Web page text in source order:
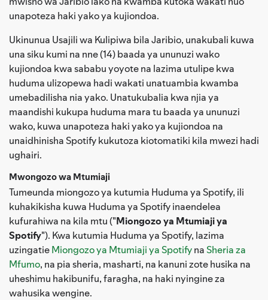
unapoteza haki yako ya kujiondoa.
Ukinunua Usajili wa Kulipiwa bila Jaribio, unakubali kuwa
una siku kumi na nne (14) baada ya ununuzi wako
kujiondoa kwa sababu yoyote na lazima utulipe kwa
huduma ulizopewa hadi wakati unatuambia kwamba
umebadilisha nia yako. Unatukubalia kwa njia ya
maandishi kukupa huduma mara tu baada ya ununuzi
wako, kuwa unapoteza haki yako ya kujiondoa na
unaidhinisha Spotify kukutoza kiotomatiki kila mwezi hadi
ughairi.
Mwongozo wa Mtumiaji
Tumeunda miongozo ya kutumia Huduma ya Spotify, ili
kuhakikisha kuwa Huduma ya Spotify inaendelea
kufurahiwa na kila mtu ("Miongozo ya Mtumiaji ya
Spotify"). Kwa kutumia Huduma ya Spotify, lazima
uzingatieMiongozo ya Mtumiaji ya Spotifyna Sheria za
Mfumo, na pia sheria, masharti, na kanuni zote husika na
uheshimu hakibunifu, faragha, na haki nyingine za
wahusika wengine.